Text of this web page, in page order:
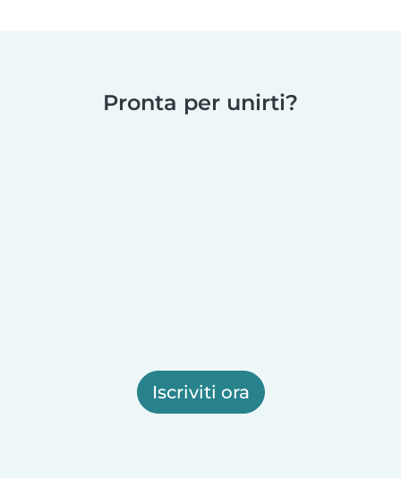
Pronta per unirti?
Iscriviti ora